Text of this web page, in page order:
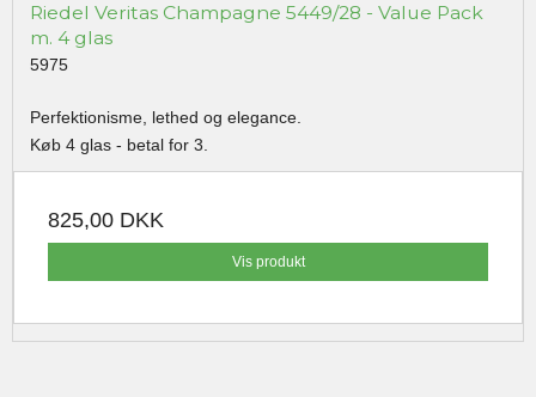
Riedel Veritas Champagne 5449/28 - Value Pack
m. 4 glas
5975
Perfektionisme, lethed og elegance.
Køb 4 glas - betal for 3.
825,00 DKK
Vis produkt